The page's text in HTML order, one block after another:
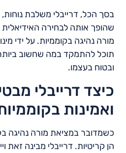
בסך הכל, דרייבלי משלבת
שהופך אותה לבחירה
מורה נהיגה בקוממיות. על ידי
תוכל להתמקד במה שחשוב
ובטוח בעצמו.
כיצד דרייבלי
ואמינות
כשמדובר במציאת מורה נהיגה
הן קריטיות. דרייבלי מבינה זאת